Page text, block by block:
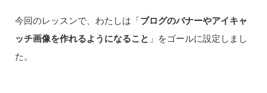
今回のレッスンで、わたしは「ブログのバナーやアイキャ
ッチ画像を作れるようになること 」をゴールに設定しまし
た。